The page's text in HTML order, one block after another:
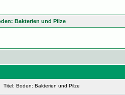
Bakterien und Pilze
Titel: Boden: Bakterien und Pilze